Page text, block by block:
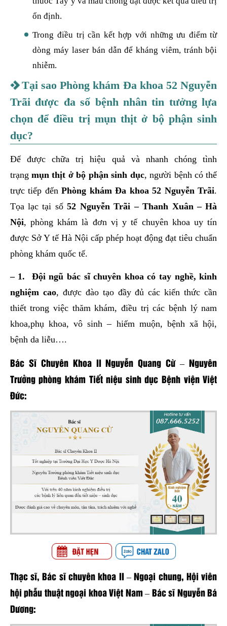
ổn định.
Trong điều trị cần kết hợp với những ưu điểm từ
dòng máy laser bán dẫn để kháng viêm, tránh bội
nhiễm.
Tại sao Phòng khám Đa khoa 52 Nguyễn
Trãi được đa số bệnh nhân tin tưởng lựa
chọn để điều trị mụn thịt ở bộ phận sinh
dục?
Để được chữa trị hiệu quả và nhanh chóng tình
trạngmụn thịt ở bộ phận sinh dục, người bệnh có thể
trực tiếp đếnPhòng khám Đa khoa 52 Nguyễn Trãi.
Tọa lạc tại số52 Nguyễn Trãi – Thanh Xuân – Hà
Nội, phòng khám là đơn vị y tế chuyên khoa uy tín
được Sở Y tế Hà Nội cấp phép hoạt động đạt tiêu chuẩn
phòng khám quốc tế.
– 1. Đội ngũ bác sĩ chuyên khoa có tay nghề, kinh
nghiệm cao, được đào tạo đầy đủ các kiến thức cần
thiết trong việc thăm khám, điều trị các bệnh lý nam
khoa,phụ khoa, vô sinh – hiếm muộn, bệnh xã hội,
bệnh da liễu….
Bác Sĩ Chuyên Khoa II Nguyễn Quang Cừ – Nguyên
Trưởng phòng khám Tiết niệu sinh dục Bệnh viện Việt
Đức:
Thạc sĩ, Bác sĩ chuyên khoa II – Ngoại chung, Hội viên
hội phẫu thuật ngoại khoa Việt Nam – Bác sĩ Nguyễn Bá
Dương: